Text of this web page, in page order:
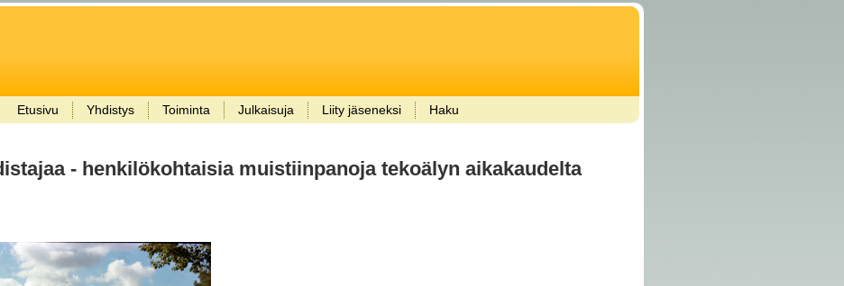
Etusivu Yhdistys Toiminta Julkaisuja Liity jäseneksi Haku
- henkilökohtaisia muistiinpanoja tekoälyn aikakaudelta